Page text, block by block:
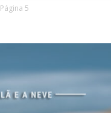
Página 5